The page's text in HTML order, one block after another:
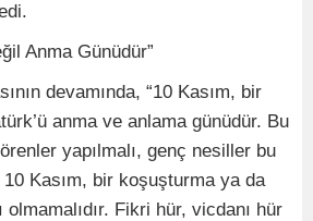
Anma Günüdür”
devamında, “10 Kasım, bir
anma ve anlama günüdür. Bu
yapılmalı, genç nesiller bu
10 Kasım, bir koşuşturma ya da
olmamalıdır. Fikri hür, vicdanı hür